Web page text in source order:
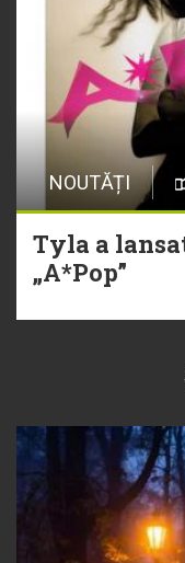
NOUTĂȚI
Tyla a
„A*Pop”